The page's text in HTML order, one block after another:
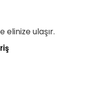
elinize ulaşır.